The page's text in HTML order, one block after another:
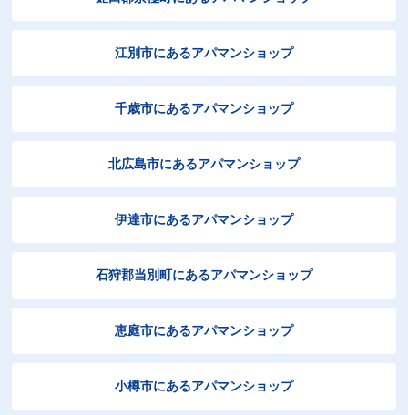
江別市にあるアパマンショップ
千歳市にあるアパマンショップ
北広島市にあるアパマンショップ
伊達市にあるアパマンショップ
石狩郡当別町にあるアパマンショップ
恵庭市にあるアパマンショップ
小樽市にあるアパマンショップ